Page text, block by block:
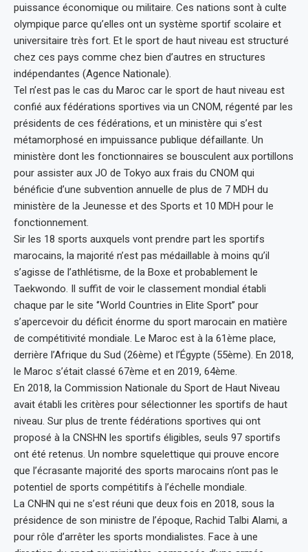
puissance économique ou militaire. Ces nations sont à culte
olympique parce qu’elles ont un système sportif scolaire et
universitaire très fort. Et le sport de haut niveau est structuré
chez ces pays comme chez bien d’autres en structures
indépendantes (Agence Nationale).
Tel n’est pas le cas du Maroc car le sport de haut niveau est
confié aux fédérations sportives via un CNOM, régenté par les
présidents de ces fédérations, et un ministère qui s’est
métamorphosé en impuissance publique défaillante. Un
ministère dont les fonctionnaires se bousculent aux portillons
pour assister aux JO de Tokyo aux frais du CNOM qui
bénéficie d’une subvention annuelle de plus de 7 MDH du
ministère de la Jeunesse et des Sports et 10 MDH pour le
fonctionnement.
Sir les 18 sports auxquels vont prendre part les sportifs
marocains, la majorité n’est pas médaillable à moins qu’il
s’agisse de l’athlétisme, de la Boxe et probablement le
Taekwondo. Il suffit de voir le classement mondial établi
chaque par le site ‘’World Countries in Elite Sport’’ pour
s’apercevoir du déficit énorme du sport marocain en matière
de compétitivité mondiale. Le Maroc est à la 61ème place,
derrière l’Afrique du Sud (26ème) et l’Égypte (55ème). En 2018,
le Maroc s’était classé 67ème et en 2019, 64ème.
En 2018, la Commission Nationale du Sport de Haut Niveau
avait établi les critères pour sélectionner les sportifs de haut
niveau. Sur plus de trente fédérations sportives qui ont
proposé à la CNSHN les sportifs éligibles, seuls 97 sportifs
ont été retenus. Un nombre squelettique qui prouve encore
que l’écrasante majorité des sports marocains n’ont pas le
potentiel de sports compétitifs à l’échelle mondiale.
La CNHN qui ne s’est réuni que deux fois en 2018, sous la
présidence de son ministre de l’époque, Rachid Talbi Alami, a
pour rôle d’arrêter les sports mondialistes. Face à une